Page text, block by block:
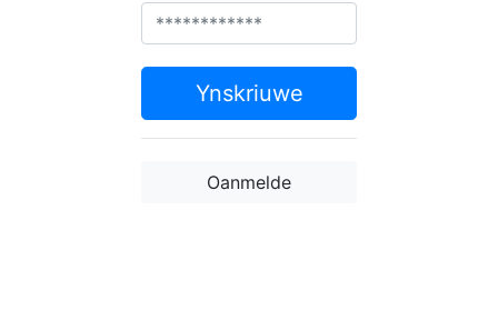
Ynskriuwe
Oanmelde